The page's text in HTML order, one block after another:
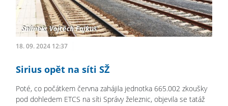
18. 09. 2024 12:37
Sirius opět na síti SŽ
Poté, co počátkem června zahájila jednotka 665.002 zkoušky
pod dohledem ETCS na síti Správy železnic, objevila se tatáž